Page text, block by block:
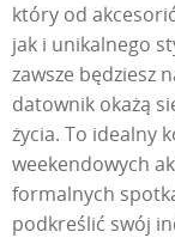
który od
jak i unikalnego
zawsze będziesz
datownik okażą
życia. To idealny
weekendowych
formalnych
podkreślić swój